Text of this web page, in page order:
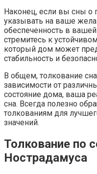
Наконец, если вы сны о
указывать на ваше
обеспеченность в
стремитесь к
который дом может
стабильность и
В общем, толкование
зависимости от
состояние дома, ваша
сна. Всегда полезно
толкованиям для
значений.
Толкование по
Нострадамуса